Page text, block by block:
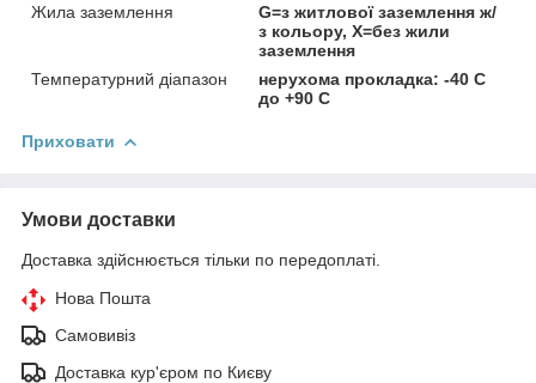
Жила заземлення
G=з житлової заземлення ж/
з кольору, Х=без жили
заземлення
Температурний діапазон
нерухома прокладка: -40 C
до +90 C
Приховати
Умови доставки
Доставка здійснюється тільки по передоплаті.
Нова Пошта
Самовивіз
Доставка кур'єром по Києву